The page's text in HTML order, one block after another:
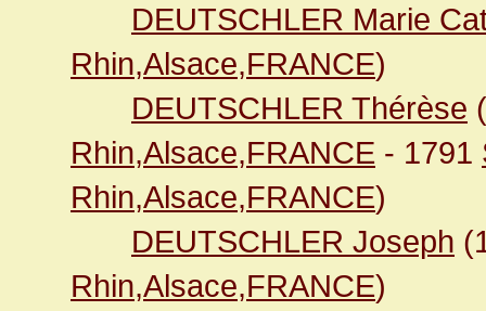
DEUTSCHLER Marie
Rhin,Alsace,FRANCE)
DEUTSCHLER Thérèse
Rhin,Alsace,FRANCE - 1791
Rhin,Alsace,FRANCE)
DEUTSCHLER Joseph
Rhin,Alsace,FRANCE)